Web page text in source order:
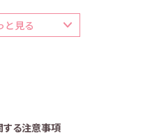
と見る
する注意事項